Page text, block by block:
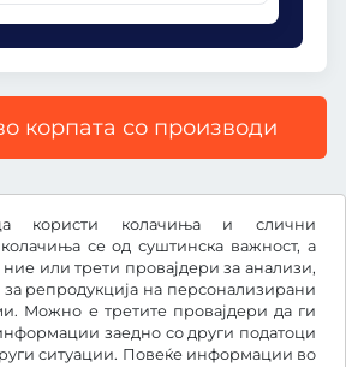
користи колачиња и слични
се од суштинска важност, а
или трети провајдери за анализи,
репродукција на персонализирани
Можно е третите провајдери да ги
заедно со други податоци
ситуации. Повеќе информации во
корпата со производи
законски ДДВ.